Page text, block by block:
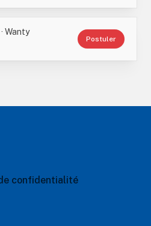
Wanty
Postuler
confidentialité